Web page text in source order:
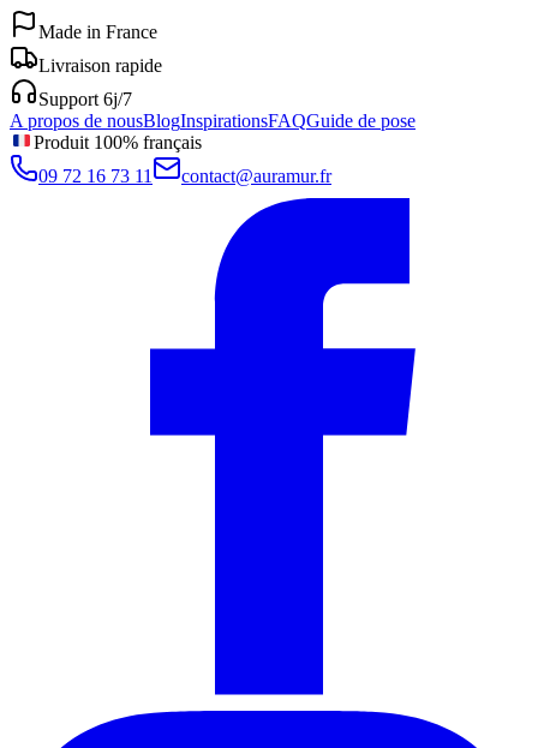
Made in France
Livraison rapide
Support 6j/7
A propos de nousBlogInspirationsFAQGuide de pose
Produit 100% français
09 72 16 73 11
contact@auramur.fr